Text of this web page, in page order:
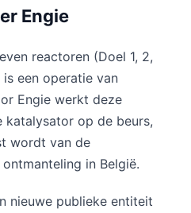
Engie
reactoren (Doel 1, 2,
is een operatie van
Engie werkt deze
katalysator op de beurs,
wordt van de
in België.
nieuwe publieke entiteit